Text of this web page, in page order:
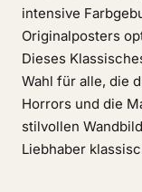
intensive
Originalposters
Dieses
Wahl für alle, die
Horrors und die
stilvollen
Liebhaber